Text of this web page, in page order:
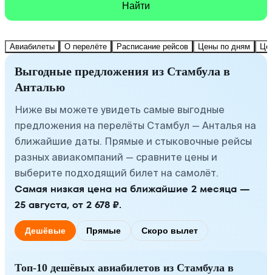
Найти
Авиабилеты О перелёте Расписание рейсов Цены по дням
Выгодные предложения из Стамбула в
Анталью
Ниже вы можете увидеть самые выгодные
предложения на перелёты Стамбул — Анталья на
ближайшие даты. Прямые и стыковочные рейсы
разных авиакомпаний — сравните цены и
выберите подходящий билет на самолёт.
Самая низкая цена на ближайшие 2 месяца —
25 августа, от 2 678 ₽.
Дешёвые Прямые Скоро вылет
Топ-10 дешёвых авиабилетов из Стамбула в